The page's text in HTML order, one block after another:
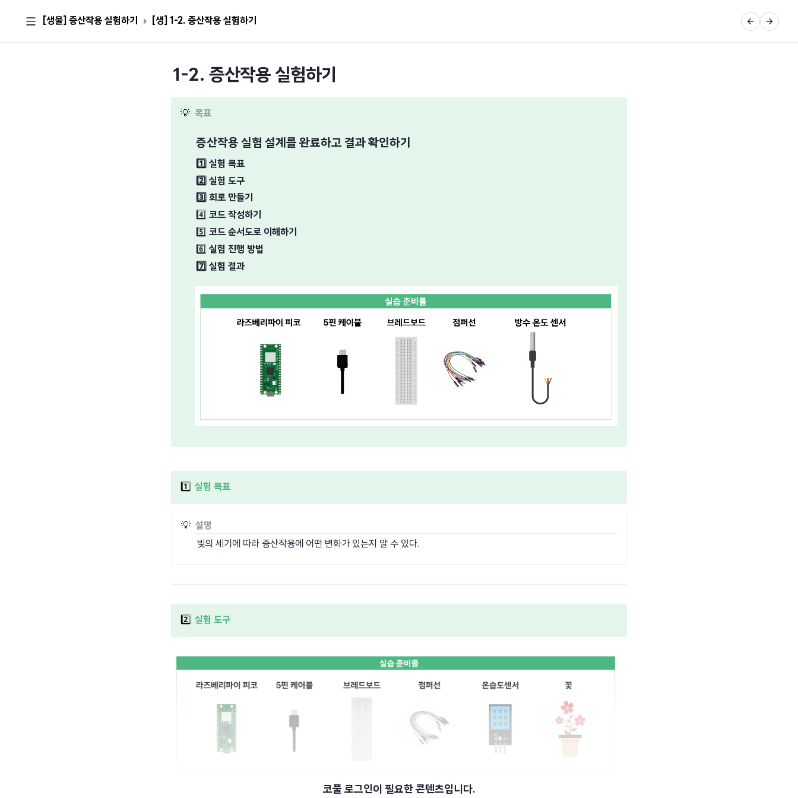
[생물] 증산작용 실험하기 [생] 1-2. 증산작용 실험하기
코풀 로그인이 필요한 콘텐츠입니다.
1-2. 증산작용 실험하기
💡 목표
증산작용 실험 설계를 완료하고 결과 확인하기
1️⃣ 실험 목표
2️⃣ 실험 도구
3️⃣ 회로 만들기
4️⃣ 코드 작성하기
5️⃣ 코드 순서도로 이해하기
6️⃣ 실험 진행 방법
7️⃣ 실험 결과
1️⃣ 실험 목표
💡 설명
빛의 세기에 따라 증산작용에 어떤 변화가 있는지 알 수 있다.
2️⃣ 실험 도구